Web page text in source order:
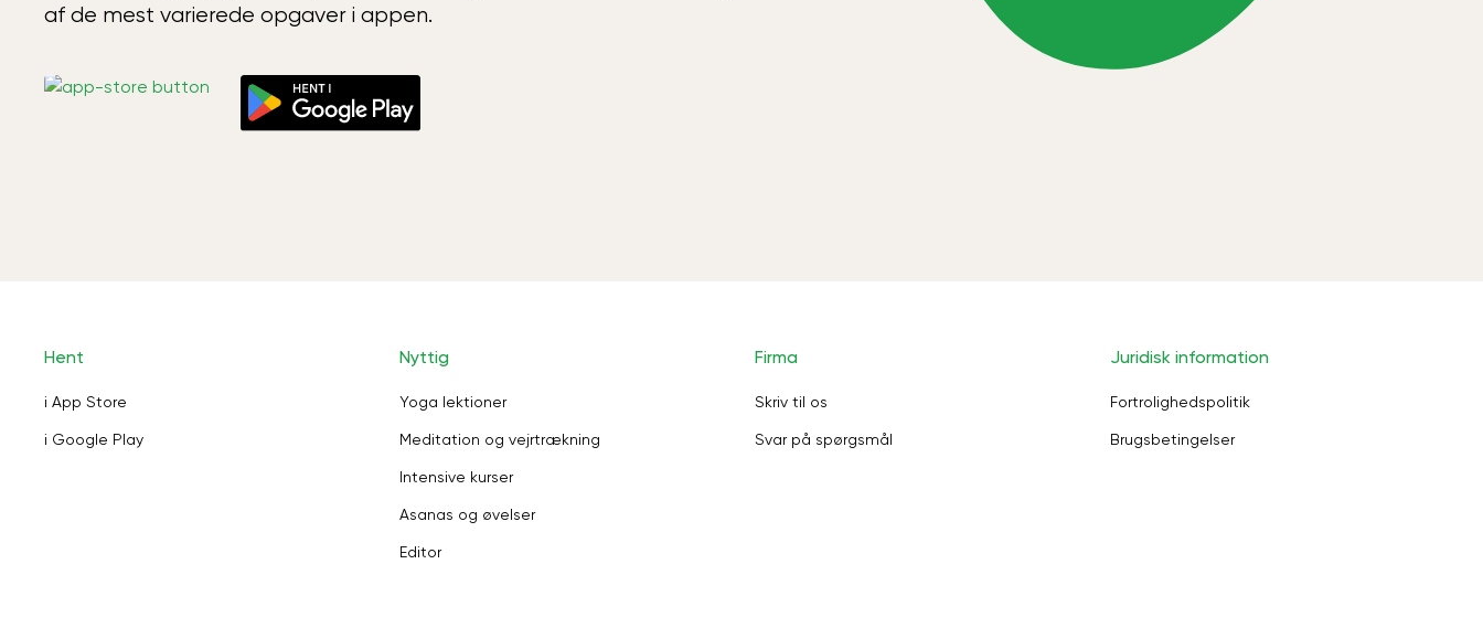
af de mest varierede opgaver i appen.
Hent
i App Store
i Google Play
Nyttig
Yoga lektioner
Meditation og vejrtrækning
Intensive kurser
Asanas og øvelser
Editor
Firma
Skriv til os
Svar på spørgsmål
Juridisk information
Fortrolighedspolitik
Brugsbetingelser